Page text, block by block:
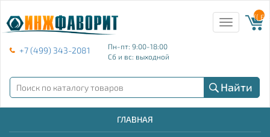
+7 (499) 343-2081
Пн-пт: 9:00-18:00
Сб и вс: выходной
Toggle
navigation
{{
Найти
ГЛАВНАЯ